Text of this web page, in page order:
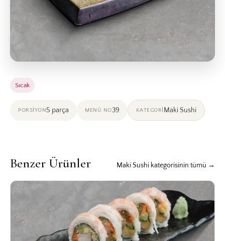
Sıcak
PORSIYON5 parça MENÜ NO39 KATEGORI Maki Sushi
Benzer Ürünler Maki Sushi kategorisinin tümü →